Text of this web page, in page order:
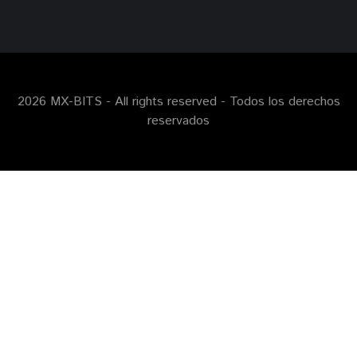
2026 MX-BITS - All rights reserved - Todos los derechos
reservados